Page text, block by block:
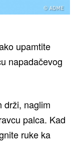
upamtite
napadačevog
drži, naglim
palca. Kad
ruke ka